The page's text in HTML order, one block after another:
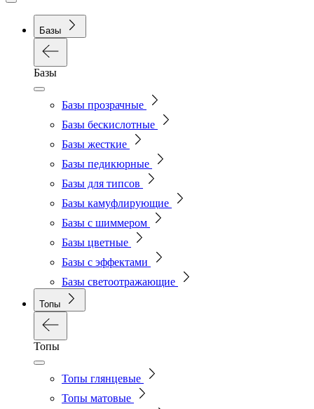
Базы
Базы
Базы прозрачные
Базы бескислотные
Базы жесткие
Базы педикюрные
Базы для типсов
Базы камуфлирующие
Базы с шиммером
Базы цветные
Базы с эффектами
Базы светоотражающие
Топы
Топы
Топы глянцевые
Топы матовые